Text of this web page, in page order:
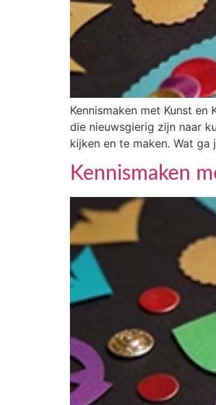
Kennismaken met Kunst
die nieuwsgierig zijn naar
kijken en te maken. Wat ga
Kennismaken